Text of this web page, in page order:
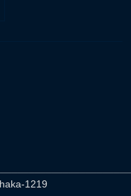
1219